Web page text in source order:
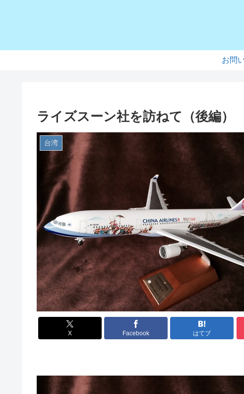
お問
ライズスーン社を訪ねて（後編）
台湾
X Facebook はてブ